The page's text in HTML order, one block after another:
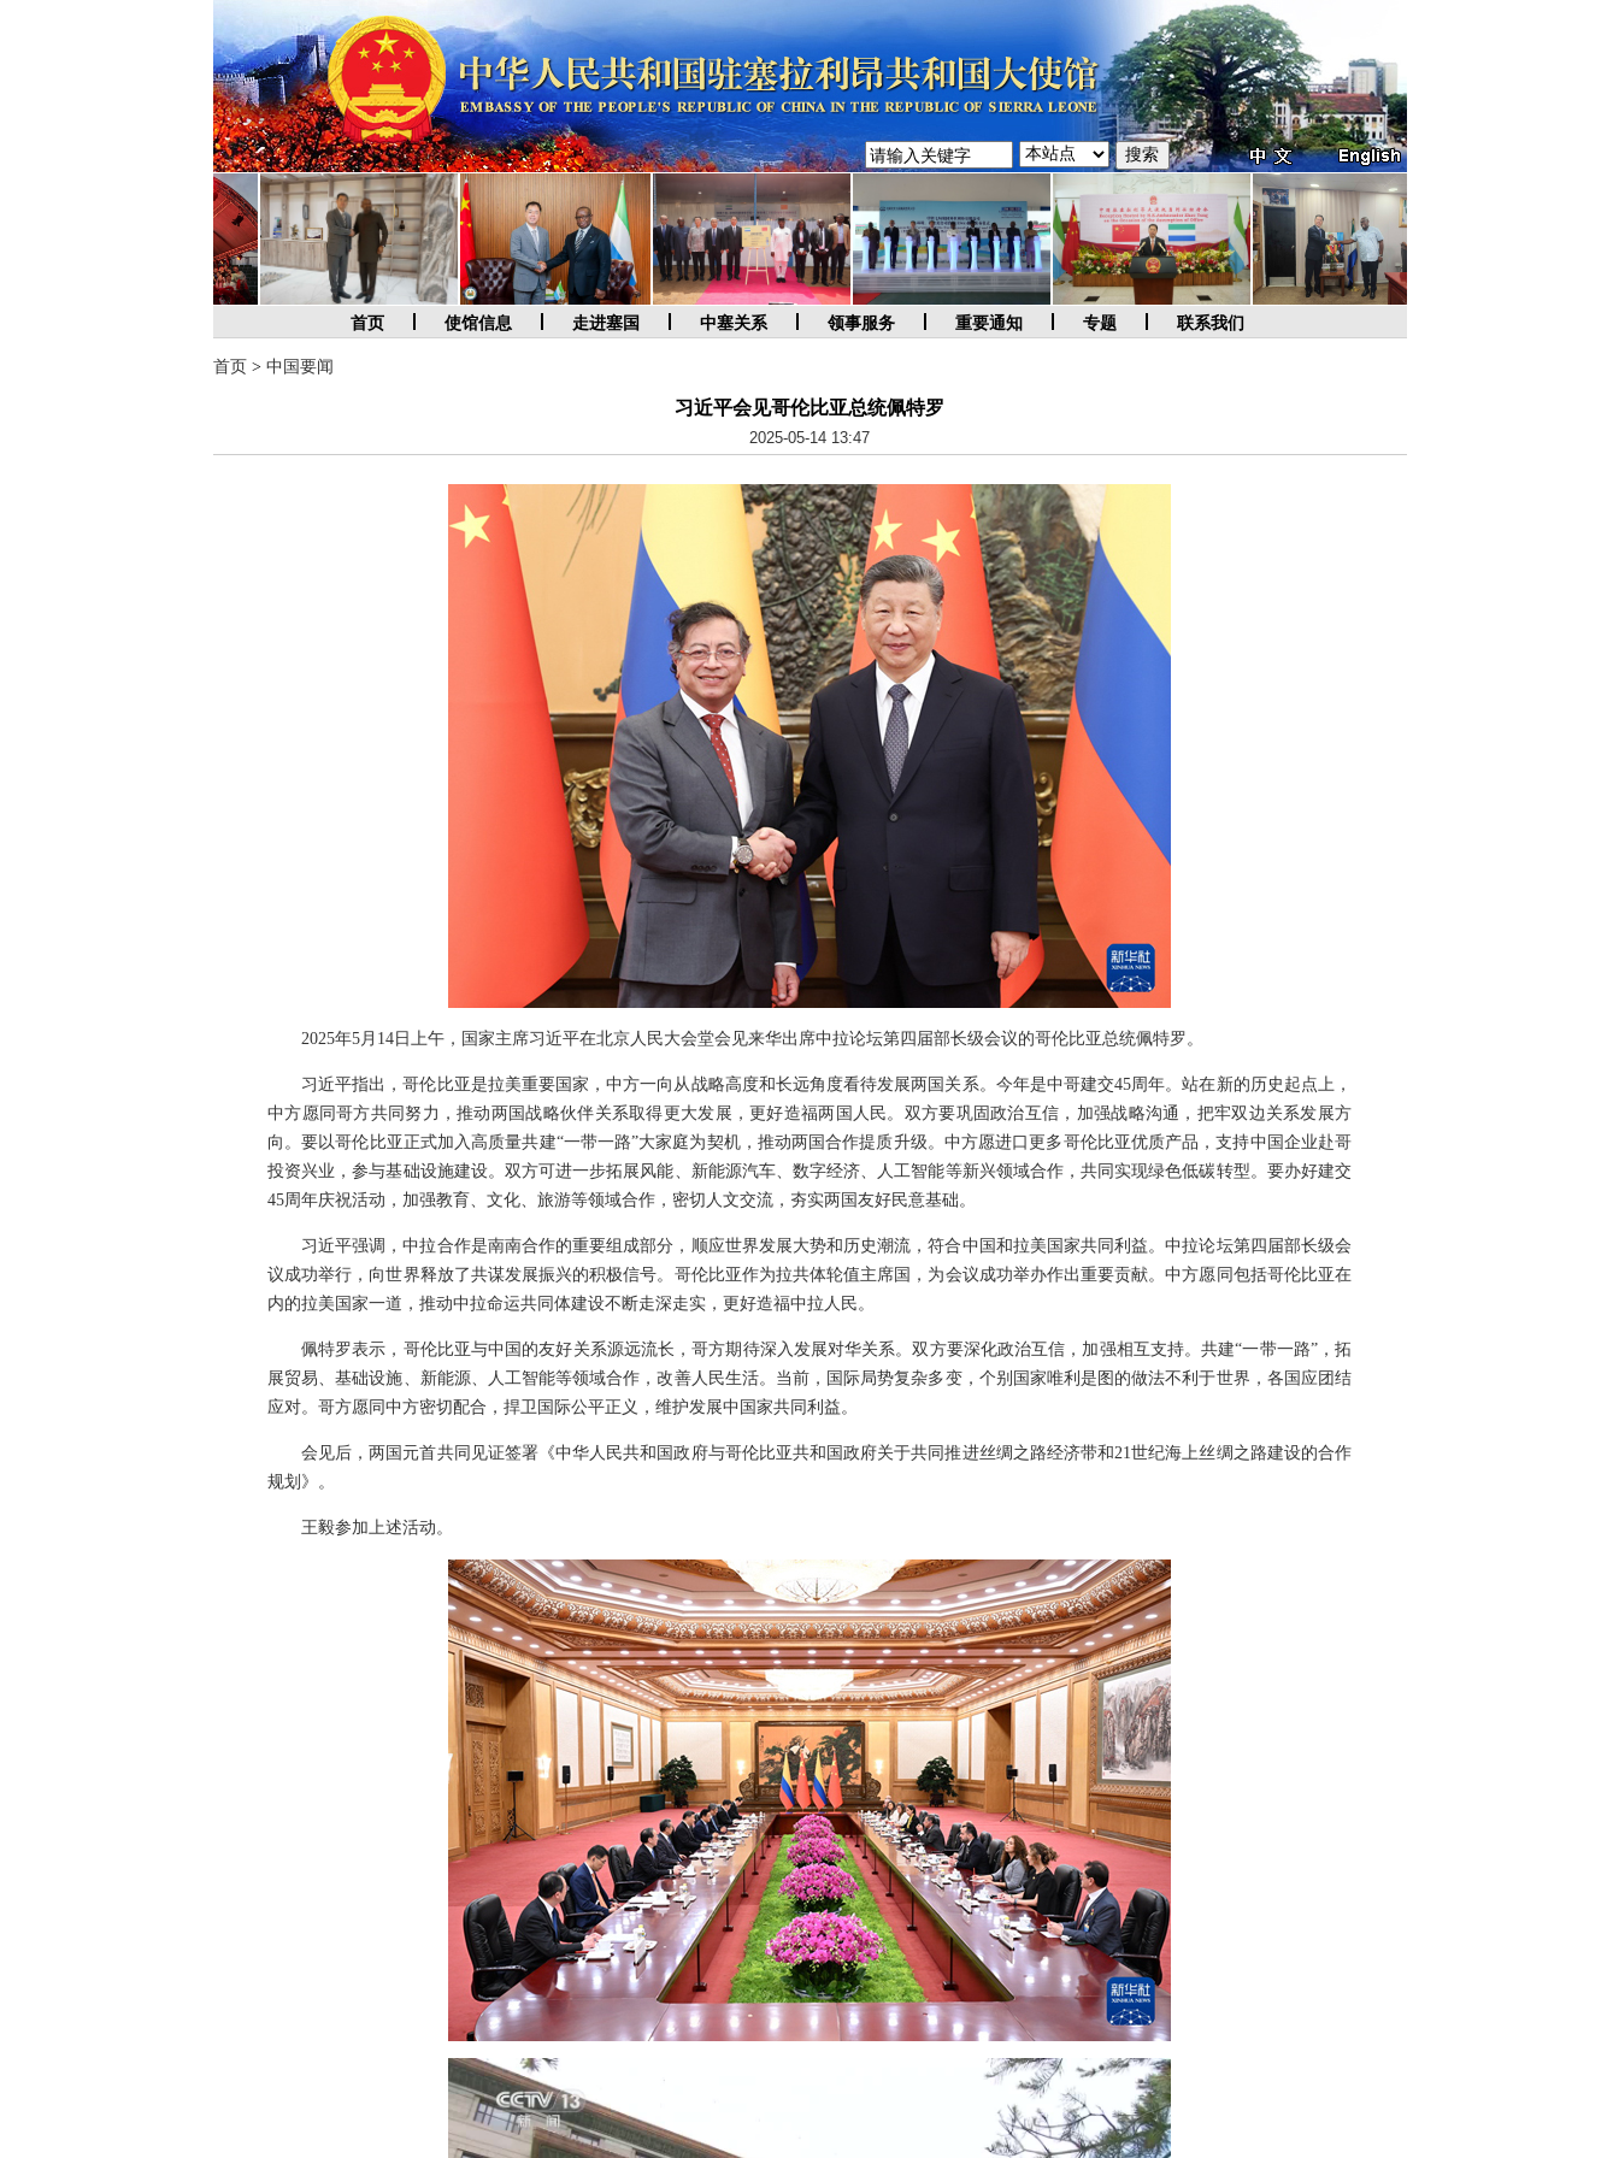
首页 使馆信息 走进塞国 中塞关系 领事服务 重要通知 专题 联系我们
首页 > 中国要闻
习近平会见哥伦比亚总统佩特罗
2025-05-14 13:47
2025年5月14日上午，国家主席习近平在北京人民大会堂会见来华出席中拉论坛第四届部长级会议的哥伦比亚总统佩特罗。
习近平指出，哥伦比亚是拉美重要国家，中方一向从战略高度和长远角度看待发展两国关系。今年是中哥建交45周年。站在新的历史起点上，
中方愿同哥方共同努力，推动两国战略伙伴关系取得更大发展，更好造福两国人民。双方要巩固政治互信，加强战略沟通，把牢双边关系发展方
向。要以哥伦比亚正式加入高质量共建“一带一路”大家庭为契机，推动两国合作提质升级。中方愿进口更多哥伦比亚优质产品，支持中国企业赴哥
投资兴业，参与基础设施建设。双方可进一步拓展风能、新能源汽车、数字经济、人工智能等新兴领域合作，共同实现绿色低碳转型。要办好建交
45周年庆祝活动，加强教育、文化、旅游等领域合作，密切人文交流，夯实两国友好民意基础。
习近平强调，中拉合作是南南合作的重要组成部分，顺应世界发展大势和历史潮流，符合中国和拉美国家共同利益。中拉论坛第四届部长级会
议成功举行，向世界释放了共谋发展振兴的积极信号。哥伦比亚作为拉共体轮值主席国，为会议成功举办作出重要贡献。中方愿同包括哥伦比亚在
内的拉美国家一道，推动中拉命运共同体建设不断走深走实，更好造福中拉人民。
佩特罗表示，哥伦比亚与中国的友好关系源远流长，哥方期待深入发展对华关系。双方要深化政治互信，加强相互支持。共建“一带一路”，拓
展贸易、基础设施、新能源、人工智能等领域合作，改善人民生活。当前，国际局势复杂多变，个别国家唯利是图的做法不利于世界，各国应团结
应对。哥方愿同中方密切配合，捍卫国际公平正义，维护发展中国家共同利益。
会见后，两国元首共同见证签署《中华人民共和国政府与哥伦比亚共和国政府关于共同推进丝绸之路经济带和21世纪海上丝绸之路建设的合作
规划》。
王毅参加上述活动。